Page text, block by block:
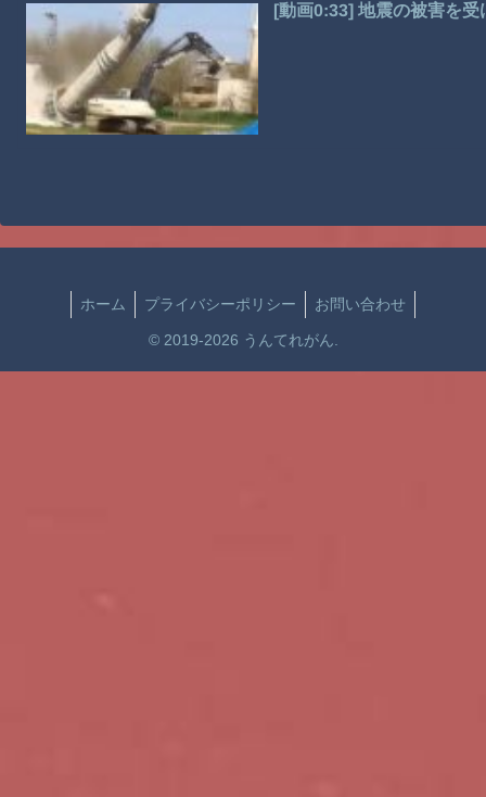
[動画0:33] 地震の被害を
ホーム プライバシーポリシー お問い合わせ
© 2019-2026 うんてれがん.